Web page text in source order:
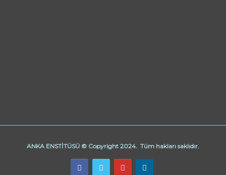
ANKA ENSTİTÜSÜ © Copyright 2024. Tüm hakları saklıdır.